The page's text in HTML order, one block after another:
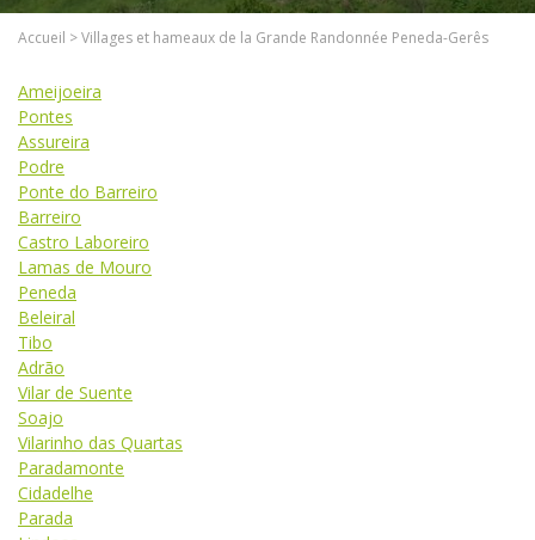
Accueil >Villages et hameaux de la Grande Randonnée Peneda-Gerês
Ameijoeira
Pontes
Assureira
Podre
Ponte do Barreiro
Barreiro
Castro Laboreiro
Lamas de Mouro
Peneda
Beleiral
Tibo
Adrão
Vilar de Suente
Soajo
Vilarinho das Quartas
Paradamonte
Cidadelhe
Parada